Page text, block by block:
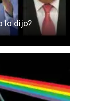
lo dijo?